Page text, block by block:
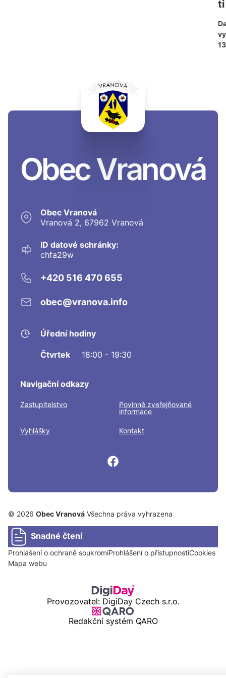
ti
Obec Vranová
Obec Vranová
Vranová 2, 67962 Vranová
ID datové schránky:
chfa29w
+420 516 470 655
obec@vranova.info
Úřední hodiny
Čtvrtek 18:00 - 19:30
Navigační odkazy
Zastupitelstvo
Povinně zveřejňované
informace
Vyhlášky Kontakt
© 2026 Obec Vranová Všechna práva vyhrazena
Snadné čtení
Prohlášení o ochraně soukromíProhlášení o přístupnostiCookies
Mapa webu
Provozovatel: DigiDay Czech s.r.o.
Redakční systém QARO